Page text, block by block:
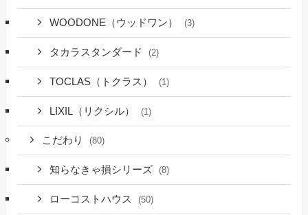
WOODONE（ウッドワン） (3)
タカラスタンダード (2)
TOCLAS（トクラス） (1)
LIXIL（リクシル） (1)
こだわり (80)
知らなきゃ損シリーズ (8)
ローコストハウス (50)